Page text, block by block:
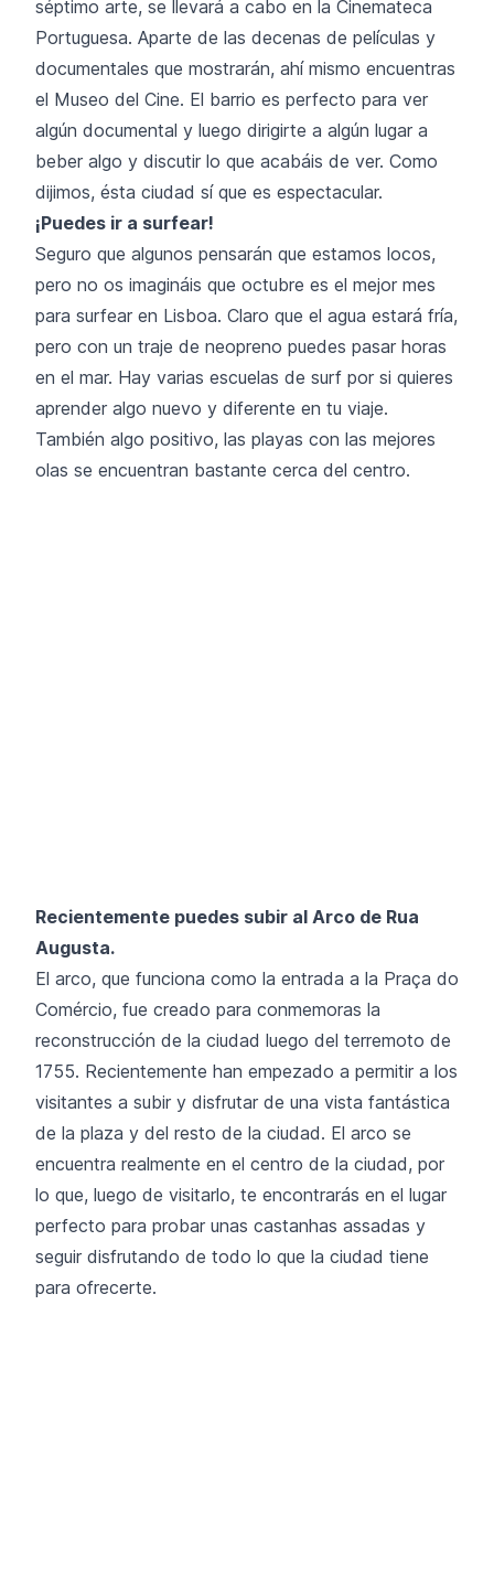
séptimo arte, se llevará a cabo en la Cinemateca
Portuguesa. Aparte de las decenas de películas y
documentales que mostrarán, ahí mismo encuentras
el Museo del Cine. El barrio es perfecto para ver
algún documental y luego dirigirte a algún lugar a
beber algo y discutir lo que acabáis de ver. Como
dijimos, ésta ciudad sí que es espectacular.
¡Puedes ir a surfear!
Seguro que algunos pensarán que estamos locos,
pero no os imagináis que octubre es el mejor mes
para surfear en Lisboa. Claro que el agua estará fría,
pero con un traje de neopreno puedes pasar horas
en el mar. Hay varias escuelas de surf por si quieres
aprender algo nuevo y diferente en tu viaje.
También algo positivo, las playas con las mejores
olas se encuentran bastante cerca del centro.
Recientemente puedes subir al Arco de Rua
Augusta.
El arco, que funciona como la entrada a la Praça do
Comércio, fue creado para conmemoras la
reconstrucción de la ciudad luego del terremoto de
1755. Recientemente han empezado a permitir a los
visitantes a subir y disfrutar de una vista fantástica
de la plaza y del resto de la ciudad. El arco se
encuentra realmente en el centro de la ciudad, por
lo que, luego de visitarlo, te encontrarás en el lugar
perfecto para probar unas castanhas assadas y
seguir disfrutando de todo lo que la ciudad tiene
para ofrecerte.